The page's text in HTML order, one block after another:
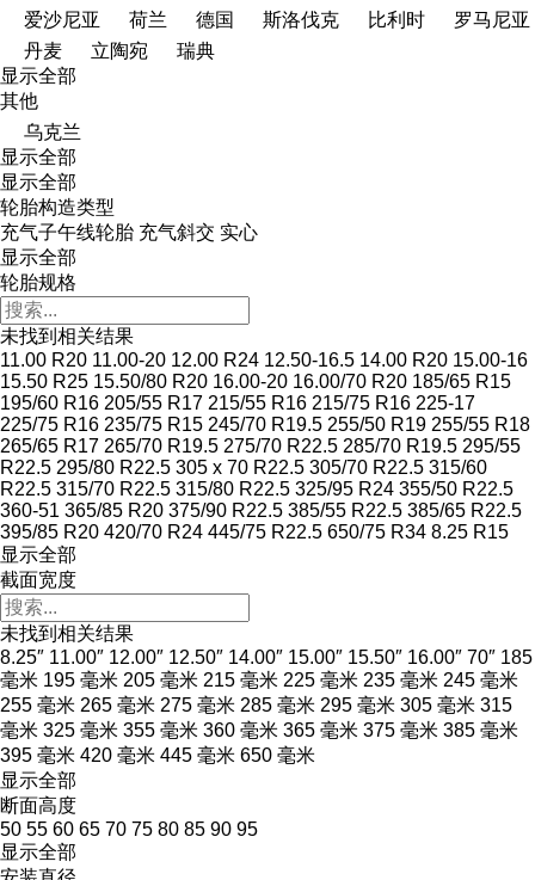
爱沙尼亚
荷兰 德国 斯洛伐克 比利时
罗马尼亚
丹麦
立陶宛
瑞典
显示全部
其他
乌克兰
显示全部
显示全部
轮胎构造类型
充气子午线轮胎 充气斜交 实心
显示全部
轮胎规格
未找到相关结果
11.00 R20 11.00-20 12.00 R24 12.50-16.5 14.00 R20 15.00-16
15.50 R25 15.50/80 R20 16.00-20 16.00/70 R20 185/65 R15
195/60 R16 205/55 R17 215/55 R16 215/75 R16 225-17
225/75 R16 235/75 R15 245/70 R19.5 255/50 R19 255/55 R18
265/65 R17 265/70 R19.5 275/70 R22.5 285/70 R19.5 295/55
R22.5 295/80 R22.5 305 x 70 R22.5 305/70 R22.5 315/60
R22.5 315/70 R22.5 315/80 R22.5 325/95 R24 355/50 R22.5
360-51 365/85 R20 375/90 R22.5 385/55 R22.5 385/65 R22.5
395/85 R20 420/70 R24 445/75 R22.5 650/75 R34 8.25 R15
显示全部
截面宽度
未找到相关结果
8.25″ 11.00″ 12.00″ 12.50″ 14.00″ 15.00″ 15.50″ 16.00″ 70″ 185
毫米 195 毫米 205 毫米 215 毫米 225 毫米 235 毫米 245 毫米
255 毫米 265 毫米 275 毫米 285 毫米 295 毫米 305 毫米 315
毫米 325 毫米 355 毫米 360 毫米 365 毫米 375 毫米 385 毫米
395 毫米 420 毫米 445 毫米 650 毫米
显示全部
断面高度
50 55 60 65 70 75 80 85 90 95
显示全部